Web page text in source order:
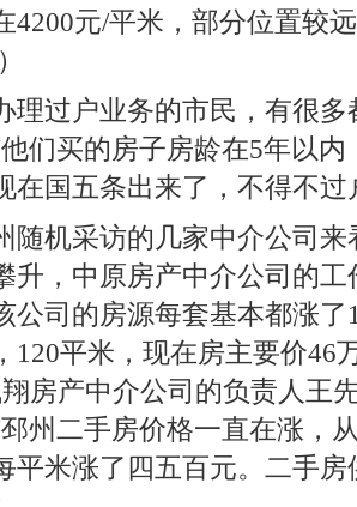
4200元/平米，部分位置较
理过户业务的市民，有很
们买的房子房龄在5年以
在国五条出来了，不得不过
随机采访的几家中介公司
升，中原房产中介公司的
公司的房源每套基本都涨了
120平米，现在房主要价46
房产中介公司的负责人王
州二手房价格一直在涨，
平米涨了四五百元。二手